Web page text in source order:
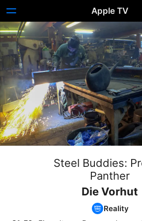
Apple TV
Steel Buddies:
Panther
Die Vorhut
Reality